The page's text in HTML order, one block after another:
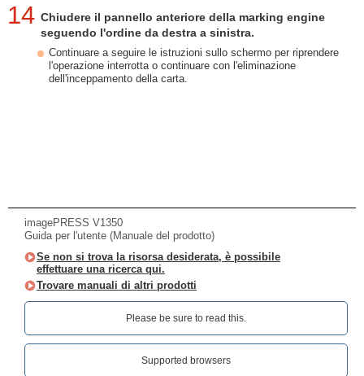
14 Chiudere il pannello anteriore della marking engine
seguendo l'ordine da destra a sinistra.
Continuare a seguire le istruzioni sullo schermo per riprendere
l'operazione interrotta o continuare con l'eliminazione
dell'inceppamento della carta.
imagePRESS V1350
Guida per l'utente (Manuale del prodotto)
Se non si trova la risorsa desiderata, è possibile
effettuare una ricerca qui.
Trovare manuali di altri prodotti
Please be sure to read this.‎
Supported browsers